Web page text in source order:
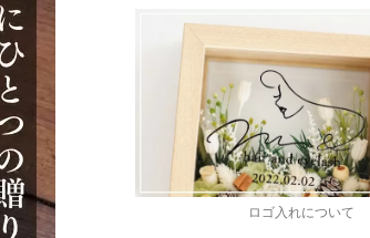
ロゴ入れについて